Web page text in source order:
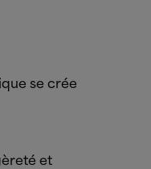
se crée
et